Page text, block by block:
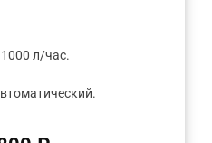
л/час.